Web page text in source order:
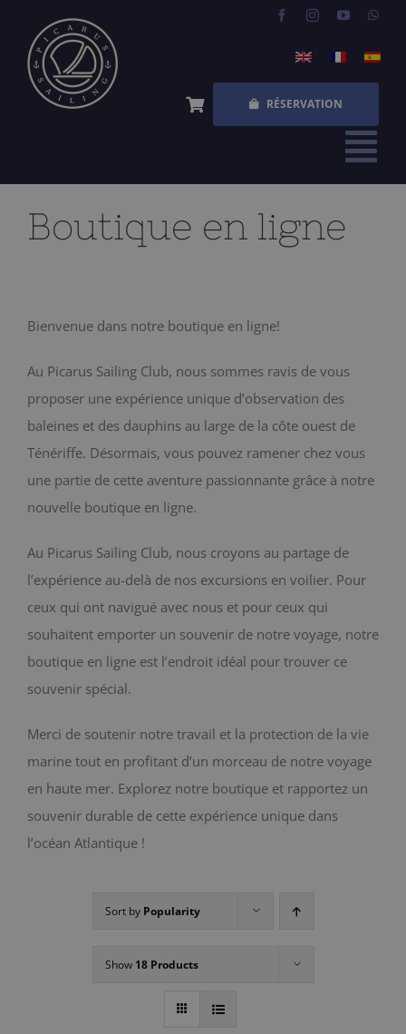
content
RÉSERVATION
ACCUEIL
BOUTIQUE
CONTACT
Boutique en ligne
Bienvenue dans notre boutique en ligne!
Au Picarus Sailing Club, nous sommes ravis de vous
proposer une expérience unique d’observation des
baleines et des dauphins au large de la côte ouest de
Ténériffe. Désormais, vous pouvez ramener chez vous
une partie de cette aventure passionnante grâce à notre
nouvelle boutique en ligne.
Au Picarus Sailing Club, nous croyons au partage de
l’expérience au-delà de nos excursions en voilier. Pour
ceux qui ont navigué avec nous et pour ceux qui
souhaitent emporter un souvenir de notre voyage, notre
boutique en ligne est l’endroit idéal pour trouver ce
souvenir spécial.
Merci de soutenir notre travail et la protection de la vie
marine tout en profitant d’un morceau de notre voyage
en haute mer. Explorez notre boutique et rapportez un
souvenir durable de cette expérience unique dans
l’océan Atlantique !
Sort by Popularity
Show 18 Products